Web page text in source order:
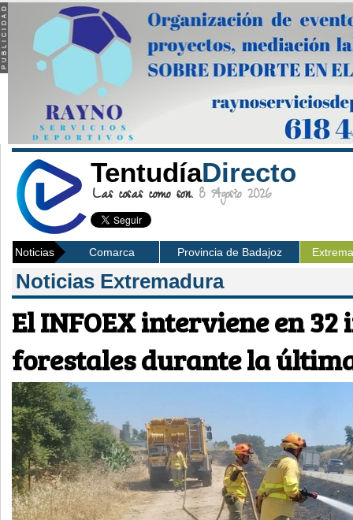
TentudíaDirecto
Las cosas como son. 8 Agosto 2026
Noticias Comarca Provincia de Badajoz
Noticias Extremadura
El INFOEX interviene en 32
forestales durante la